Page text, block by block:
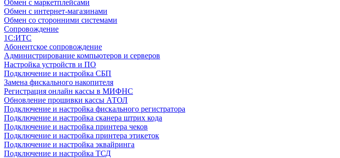
Обмен с маркетплейсами
Обмен с интернет-магазинами
Обмен со сторонними системами
Сопровождение
1C:ИТС
Абонентское сопровождение
Администрирование компьютеров и серверов
Настройка устройств и ПО
Подключение и настройка СБП
Замена фискального накопителя
Регистрация онлайн кассы в МИФНС
Обновление прошивки кассы АТОЛ
Подключение и настройка фискального регистратора
Подключение и настройка сканера штрих кода
Подключение и настройка принтера чеков
Подключение и настройка принтера этикеток
Подключение и настройка эквайринга
Подключение и настройка ТСД